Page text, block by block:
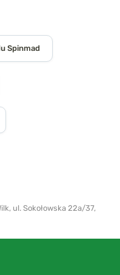
Spinmad
ul. Sokołowska 22a/37,